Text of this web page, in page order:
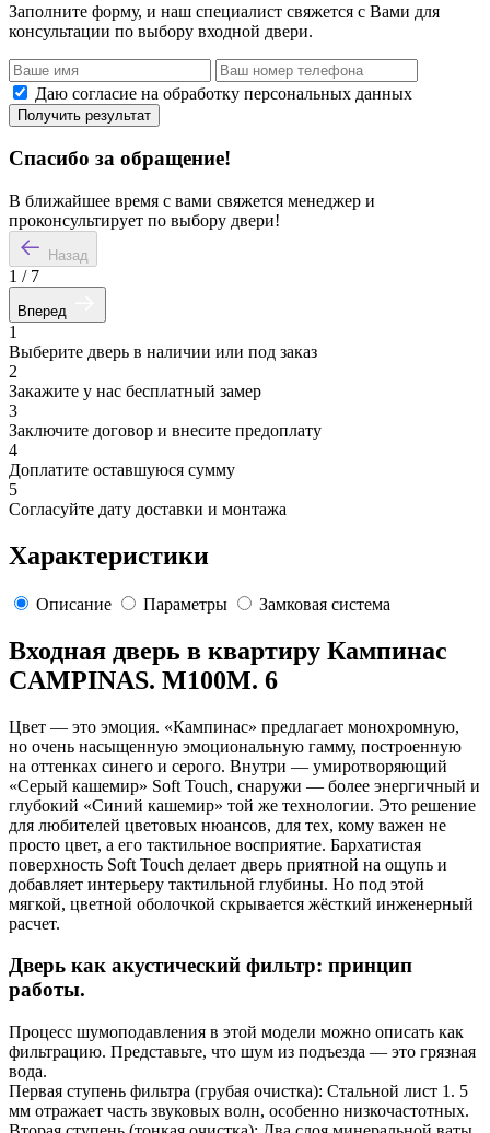
Заполните форму, и наш специалист свяжется с Вами для
консультации по выбору входной двери.
Даю согласие на обработку персональных данных
Получить результат
Спасибо за обращение!
В ближайшее время с вами свяжется менеджер и
проконсультирует по выбору двери!
Назад
1 / 7
Вперед
1
Выберите дверь в наличии или под заказ
2
Закажите у нас бесплатный замер
3
Заключите договор и внесите предоплату
4
Доплатите оставшуюся сумму
5
Согласуйте дату доставки и монтажа
Характеристики
Описание Параметры Замковая система
Входная дверь в квартиру Кампинас
CAMPINAS. M100M. 6
Цвет — это эмоция. «Кампинас» предлагает монохромную,
но очень насыщенную эмоциональную гамму, построенную
на оттенках синего и серого. Внутри — умиротворяющий
«Серый кашемир» Soft Touch, снаружи — более энергичный и
глубокий «Синий кашемир» той же технологии. Это решение
для любителей цветовых нюансов, для тех, кому важен не
просто цвет, а его тактильное восприятие. Бархатистая
поверхность Soft Touch делает дверь приятной на ощупь и
добавляет интерьеру тактильной глубины. Но под этой
мягкой, цветной оболочкой скрывается жёсткий инженерный
расчет.
Дверь как акустический фильтр: принцип
работы.
Процесс шумоподавления в этой модели можно описать как
фильтрацию. Представьте, что шум из подъезда — это грязная
вода.
Первая ступень фильтра (грубая очистка): Стальной лист 1. 5
мм отражает часть звуковых волн, особенно низкочастотных.